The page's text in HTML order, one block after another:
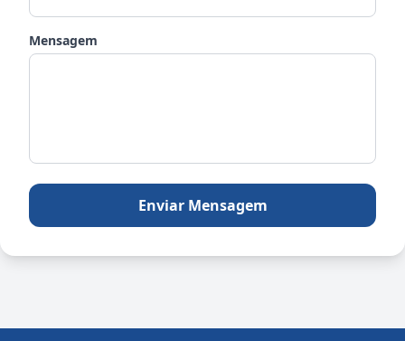
Mensagem
Enviar Mensagem